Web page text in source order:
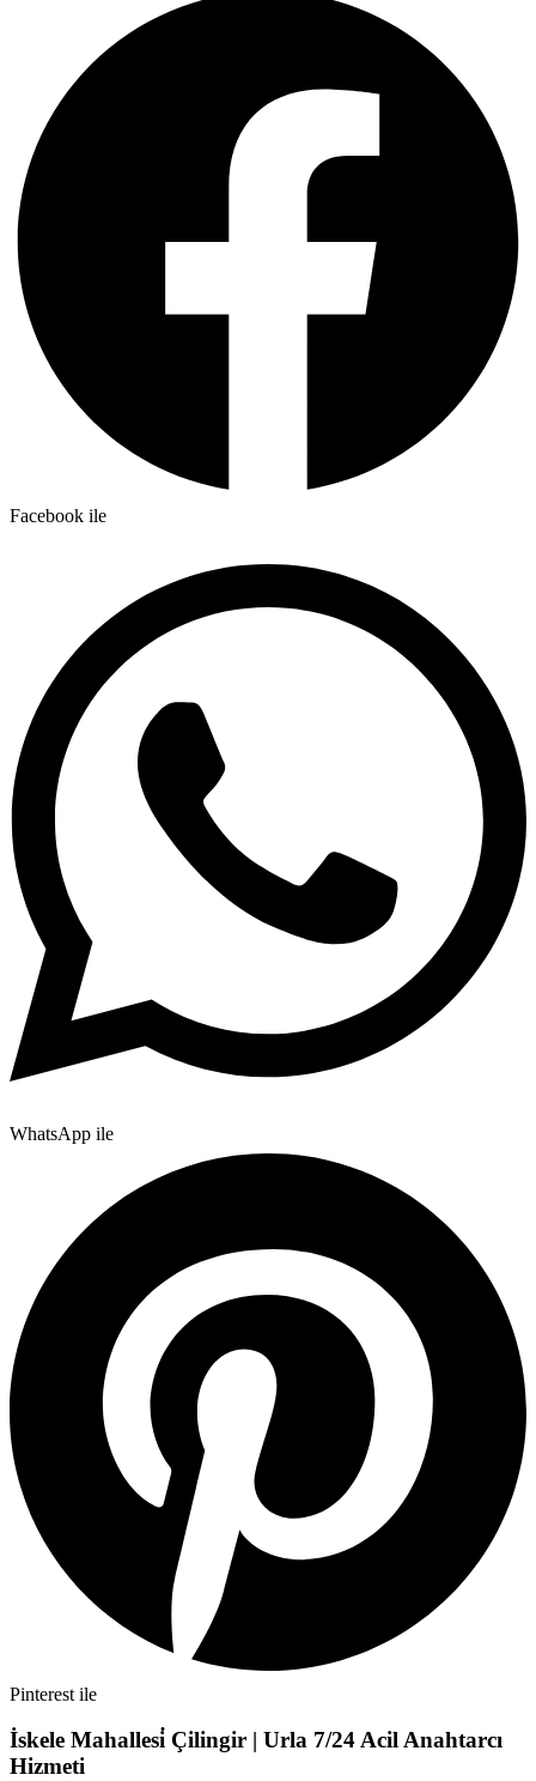
Facebook ile
WhatsApp ile
Pinterest ile
İskele Mahallesi̇ Çilingir | Urla 7/24 Acil Anahtarcı
Hizmeti